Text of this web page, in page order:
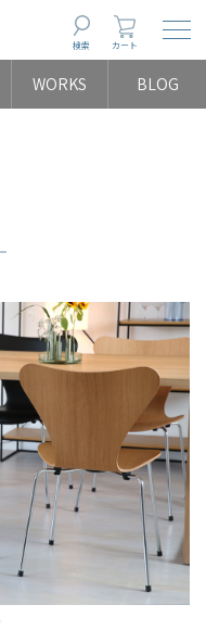
検索 カート
WORKS BLOG